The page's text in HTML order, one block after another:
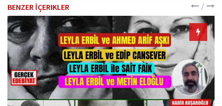
BENZER İÇERIKLER /